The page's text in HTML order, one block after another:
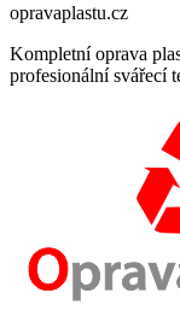
opravaplastu.cz
Kompletní oprava
profesionální svářecí